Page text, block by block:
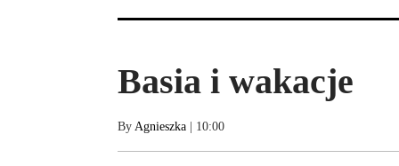
Basia i wakacje
By Agnieszka | 10:00